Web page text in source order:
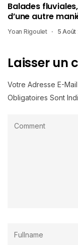
Balades
d’une autre
Yoan Rigoulet 5 Août
Laisser un
Votre Adresse E-
Obligatoires Sont